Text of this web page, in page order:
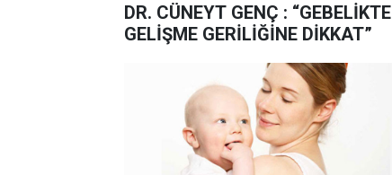
DR. CÜNEYT GENÇ : “GEBELİKTE
GELİŞME GERİLİĞİNE DİKKAT”